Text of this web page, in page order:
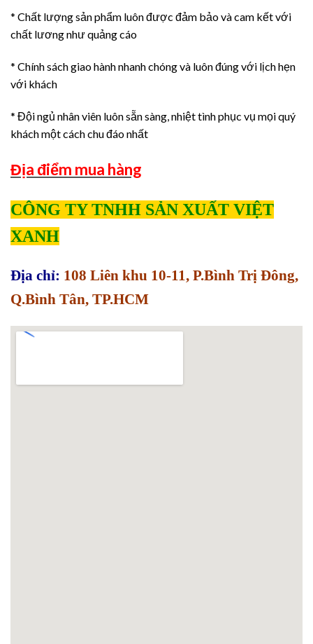
* Chất lượng sản phẩm luôn được đảm bảo và cam kết với
chất lương như quảng cáo
* Chính sách giao hành nhanh chóng và luôn đúng với lịch hẹn
với khách
* Đội ngủ nhân viên luôn sẵn sàng, nhiệt tình phục vụ mọi quý
khách một cách chu đáo nhất
Địa điểm mua hàng
CÔNG TY TNHH SẢN XUẤT VIỆT
XANH
Địa chỉ: 108 Liên khu 10-11, P.Bình Trị Đông,
Q.Bình Tân, TP.HCM